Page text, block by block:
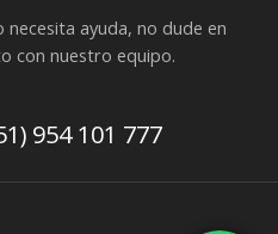
ayuda, no dude en
con nuestro equipo.
954 101 777